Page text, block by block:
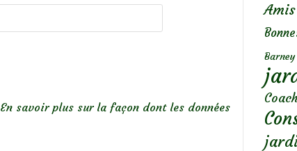
En savoir plus sur la façon dont les données
Barney